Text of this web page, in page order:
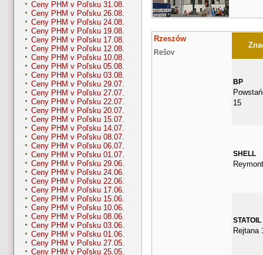
Ceny PHM v Poľsku 31.08.
Ceny PHM v Poľsku 26.08.
Ceny PHM v Poľsku 24.08.
Ceny PHM v Poľsku 19.08.
Ceny PHM v Poľsku 17.08.
Ceny PHM v Poľsku 12.08.
Ceny PHM v Poľsku 10.08.
Ceny PHM v Poľsku 05.08.
Ceny PHM v Poľsku 03.08.
Ceny PHM v Poľsku 29.07.
Ceny PHM v Poľsku 27.07.
Ceny PHM v Poľsku 22.07.
Ceny PHM v Poľsku 20.07.
Ceny PHM v Poľsku 15.07.
Ceny PHM v Poľsku 14.07.
Ceny PHM v Poľsku 08.07.
Ceny PHM v Poľsku 06.07.
Ceny PHM v Poľsku 01.07.
Ceny PHM v Poľsku 29.06.
Ceny PHM v Poľsku 24.06.
Ceny PHM v Poľsku 22.06.
Ceny PHM v Poľsku 17.06.
Ceny PHM v Poľsku 15.06.
Ceny PHM v Poľsku 10.06.
Ceny PHM v Poľsku 08.06.
Ceny PHM v Poľsku 03.06.
Ceny PHM v Poľsku 01.06.
Ceny PHM v Poľsku 27.05.
Ceny PHM v Poľsku 25.05.
Rzeszów
Rešov
BP
15
SHELL
STATOIL
Rejtana